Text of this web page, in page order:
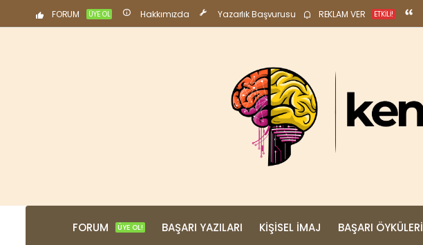
FORUM ÜYE OL Hakkımızda Yazarlık Başvurusu REKLAM VER ETKILI!
FORUM ÜYE OL! BAŞARI YAZILARI KIŞISEL İMAJ BAŞARI ÖYKÜLERI